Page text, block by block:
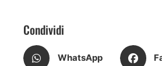
Condividi
WhatsApp